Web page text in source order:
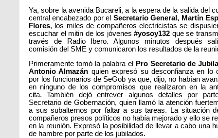
Ya, sobre la avenida Bucareli, a la espera de la salida del
central encabezado por el Secretario General, Martín
Flores, los miles de compañeros electricistas se
escuchar el mitin de los jóvenes #yosoy132 que se
través de Radio Ibero. Algunos minutos después
comisión del SME y comunicaron los resultados de la
Primeramente tomó la palabra el
Pro Secretario de
Antonio Almazán quien expresó su desconfianza en lo
por los funcionarios de SeGob ya que, dijo, no habían
en ninguno de los compromisos que realizaron en la
cita. También dejó entrever algunos detalles por
Secretario de Gobernación, quien llamó la atención
a sus subalternos por faltar a sus tareas. La situación
compañeros presos políticos no había mejorado y ello se
en la reunión. Expresó la posibilidad de llevar a cabo una
de hambre por parte de los jubilados.